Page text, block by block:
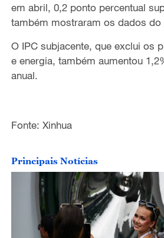
em abril, 0,2 ponto percentual
também mostraram os dados do
O IPC subjacente, que exclui os
e energia, também aumentou
anual.
Fonte: Xinhua
Principais Notícias